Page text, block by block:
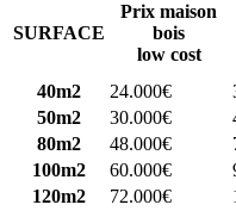
SURFACE
Prix maison
bois
low cost
40m2
24.000€
50m2
30.000€
80m2
48.000€
100m2
60.000€
120m2
72.000€